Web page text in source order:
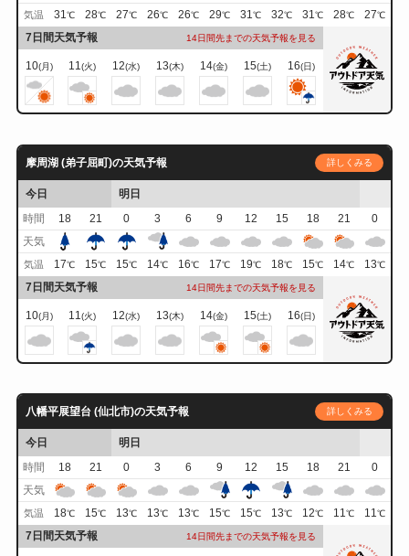
気温 31℃ 28℃ 27℃ 26℃ 26℃ 29℃ 31℃ 32℃ 31℃ 28℃ 27℃
7日間天気予報 14日間先までの天気予報を見る
10(月) 11(火) 12(水) 13(木) 14(金) 15(土) 16(日)
摩周湖 (弟子屈町)の天気予報 詳しくみる
今日
明日
時間
18 21 0 3 6 9 12 15 18 21
0
天気
気温 17℃ 15℃ 15℃ 14℃ 16℃ 17℃ 19℃ 18℃ 15℃ 14℃ 13℃
7日間天気予報 14日間先までの天気予報を見る
10(月) 11(火) 12(水) 13(木) 14(金) 15(土) 16(日)
八幡平展望台 (仙北市)の天気予報 詳しくみる
今日
明日
時間
18 21 0 3 6 9 12 15 18 21
0
天気
気温 18℃ 15℃ 13℃ 13℃ 13℃ 15℃ 15℃ 13℃ 12℃ 11℃ 11℃
7日間天気予報 14日間先までの天気予報を見る